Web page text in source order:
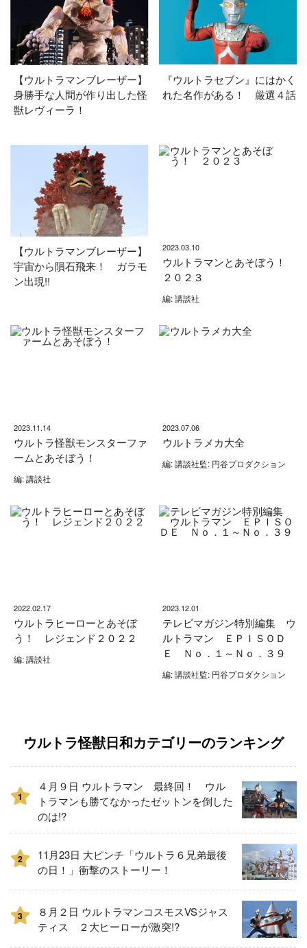
【ウルトラマンブレーザー】
身勝手な人間が作り出した怪
獣レヴィーラ！
『ウルトラセブン』にはかく
れた名作がある！ 厳選４話
【ウルトラマンブレーザー】
宇宙から隕石飛来！ ガラモ
ン出現!!
2023.03.10
ウルトラマンとあそぼう！
２０２３
編: 講談社
2023.11.14
ウルトラ怪獣モンスターファ
ームとあそぼう！
編: 講談社
2023.07.06
ウルトラメカ大全
編: 講談社監: 円谷プロダクション
2022.02.17
ウルトラヒーローとあそぼ
う！ レジェンド２０２２
編: 講談社
2023.12.01
テレビマガジン特別編集 ウ
ルトラマン ＥＰＩＳＯＤ
Ｅ Ｎｏ．１～Ｎｏ．３９
編: 講談社監: 円谷プロダクション
ウルトラ怪獣日和カテゴリーのランキング
1
４月９日 ウルトラマン 最終回！ ウル
トラマンも勝てなかったゼットンを倒した
のは!?
2
11月23日 大ピンチ「ウルトラ６兄弟最後
の日！」衝撃のストーリー！
3
８月２日 ウルトラマンコスモスVSジャス
ティス ２大ヒーローが激突!?